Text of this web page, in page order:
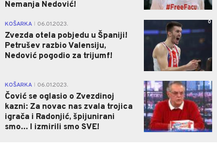
Nemanja Nedović!
KOŠARKA 06.01.2023.
Zvezda otela pobjedu u Španiji!
Petrušev razbio Valensiju,
Nedović pogodio za trijumf!
0
KOŠARKA 06.01.2023.
Čović se oglasio o Zvezdinoj
kazni: Za novac nas zvala trojica
igrača i Radonjić, špijunirani
smo... I izmirili smo SVE!
2